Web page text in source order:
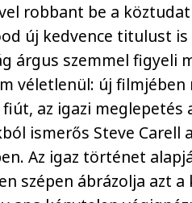
robbant be a
új kedvence titulust is
árgus szemmel figyeli
véletlenül: új
az igazi meglepetés
ismerős Steve Carell
Az igaz történet
szépen ábrázolja azt